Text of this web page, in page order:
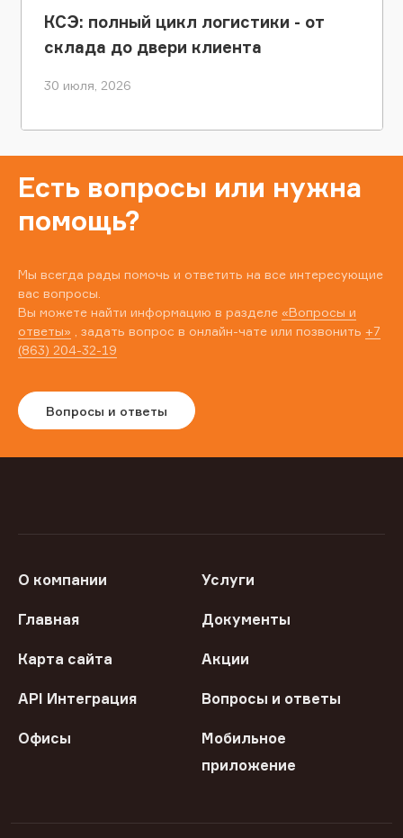
КСЭ: полный цикл логистики - от
склада до двери клиента
30 июля, 2026
Есть вопросы или нужна
помощь?
Мы всегда рады помочь и ответить на все интересующие
вас вопросы.
Вы можете найти информацию в разделе «Вопросы и
ответы» , задать вопрос в онлайн-чате или позвонить +7
(863) 204-32-19
Вопросы и ответы
О компании Услуги
Главная Документы
Карта сайта Акции
API Интеграция Вопросы и ответы
Офисы
Мобильное
приложение